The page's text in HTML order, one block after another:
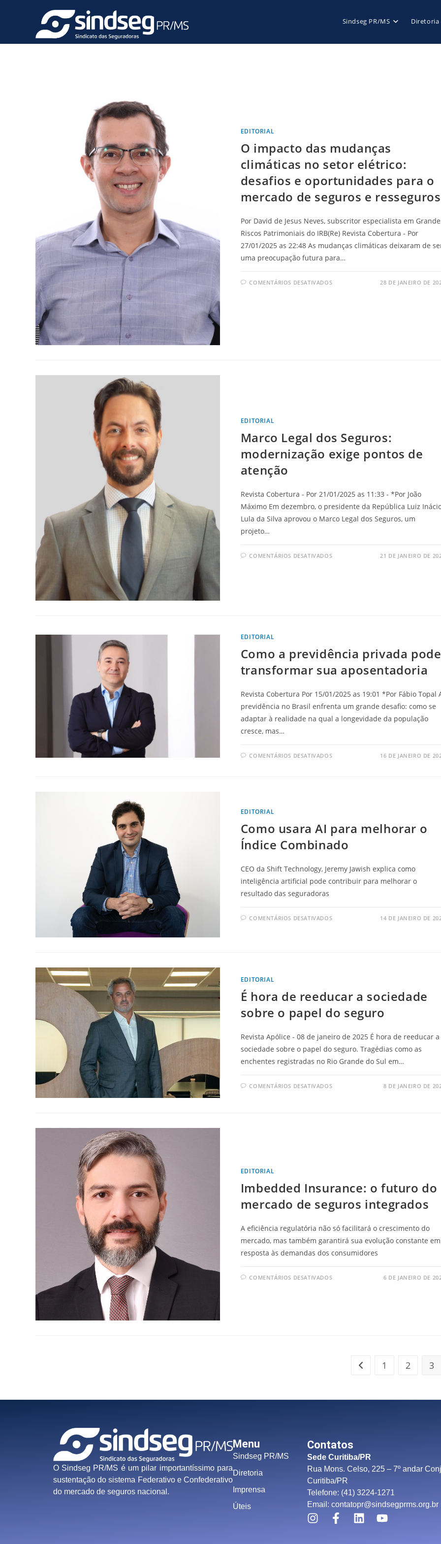
Sindseg PR/MS Diretoria
EDITORIAL
O impacto das mudanças
climáticas no setor elétrico:
desafios e oportunidades para o
mercado de seguros e resseguros
Por David de Jesus Neves, subscritor especialista em
Riscos Patrimoniais do IRB(Re) Revista Cobertura - Por
27/01/2025 as 22:48 As mudanças climáticas deixaram de
uma preocupação futura para…
COMENTÁRIOS DESATIVADOS 28 DE JANEIRO DE
EDITORIAL
Marco Legal dos Seguros:
modernização exige pontos de
atenção
Revista Cobertura - Por 21/01/2025 as 11:33 - *Por João
Máximo Em dezembro, o presidente da República Luiz
Lula da Silva aprovou o Marco Legal dos Seguros, um
projeto…
COMENTÁRIOS DESATIVADOS 21 DE JANEIRO DE
EDITORIAL
Como a previdência privada pode
transformar sua aposentadoria
Revista Cobertura Por 15/01/2025 as 19:01 *Por Fábio Topal
previdência no Brasil enfrenta um grande desafio: como se
adaptar à realidade na qual a longevidade da população
cresce, mas…
COMENTÁRIOS DESATIVADOS 16 DE JANEIRO DE
EDITORIAL
Como usara AI para melhorar o
Índice Combinado
CEO da Shift Technology, Jeremy Jawish explica como
inteligência artificial pode contribuir para melhorar o
resultado das seguradoras
COMENTÁRIOS DESATIVADOS 14 DE JANEIRO DE
EDITORIAL
É hora de reeducar a sociedade
sobre o papel do seguro
Revista Apólice - 08 de janeiro de 2025 É hora de reeducar a
sociedade sobre o papel do seguro. Tragédias como as
enchentes registradas no Rio Grande do Sul em…
COMENTÁRIOS DESATIVADOS 8 DE JANEIRO DE
EDITORIAL
Imbedded Insurance: o futuro do
mercado de seguros integrados
A eficiência regulatória não só facilitará o crescimento do
mercado, mas também garantirá sua evolução constante em
resposta às demandas dos consumidores
COMENTÁRIOS DESATIVADOS 6 DE JANEIRO DE
1 2 3
O Sindseg PR/MS é um pilar importantíssimo para
sustentação do sistema Federativo e Confederativo
do mercado de seguros nacional.
Menu
Sindseg PR/MS
Diretoria
Imprensa
Úteis
Contatos
Sede Curitiba/PR
Rua Mons. Celso, 225 – 7º andar
Curitiba/PR
Telefone: (41) 3224-1271
Email: contatopr@sindsegprms.org.br